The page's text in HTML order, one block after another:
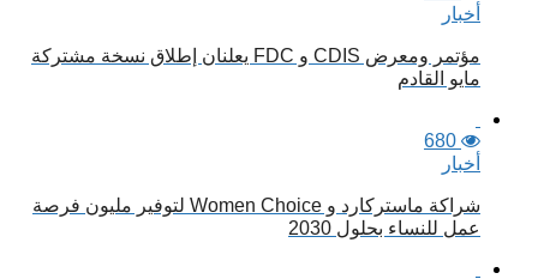
أخبار
مؤتمر ومعرض CDIS و FDC يعلنان إطلاق نسخة مشتركة
مايو القادم
680
أخبار
شراكة ماستركارد و Women Choice لتوفير مليون فرصة
عمل للنساء بحلول 2030